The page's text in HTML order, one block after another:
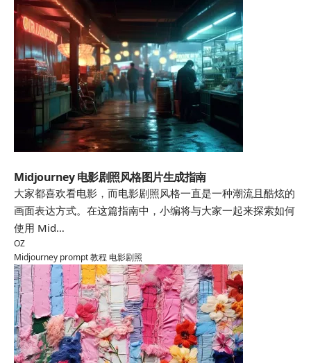
Midjourney 电影剧照风格图片生成指南
大家都喜欢看电影，而电影剧照风格一直是一种潮流且酷炫的
画面表达方式。在这篇指南中，小编将与大家一起来探索如何
使用 Mid…
OZ
Midjourney prompt教程 电影剧照